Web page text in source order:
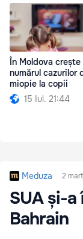
În Moldova crește
numărul cazurilor
miopie la copii
15 Iul. 21:44
Meduza 2
SUA și-a
Bahrain